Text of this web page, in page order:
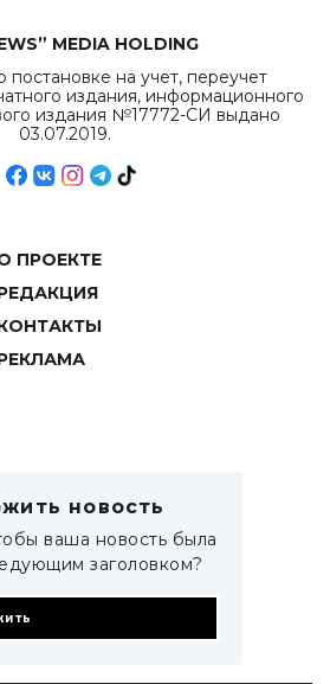
MEDIA HOLDING
постановке на учет, переучет
издания, информационного
издания №17772-СИ выдано
03.07.2019.
ПРОЕКТЕ
новость
ваша новость была
заголовком?